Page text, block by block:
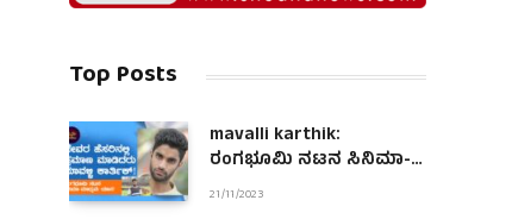
Top Posts
mavalli karthik:
ರಂಗಭೂಮಿ ನಟನ ಸಿನಿಮಾ-
ಮಾಧ್ಯಮ ಯಾನ!
21/11/2023